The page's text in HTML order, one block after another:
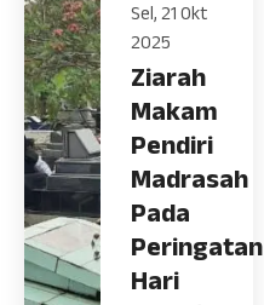
Sel, 21 Okt
2025
Ziarah
Makam
Pendiri
Madrasah
Pada
Peringatan
Hari